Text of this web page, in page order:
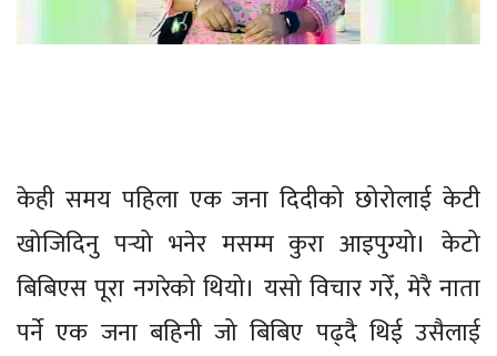
केही समय पहिला एक जना दिदीको छोरोलाई केटी
खोजिदिनु पर्‍यो भनेर मसम्म कुरा आइपुग्यो। केटो
बिबिएस पूरा नगरेको थियो। यसो विचार गरेँ, मेरै नाता
पर्ने एक जना बहिनी जो बिबिए पढ्दै थिई उसैलाई